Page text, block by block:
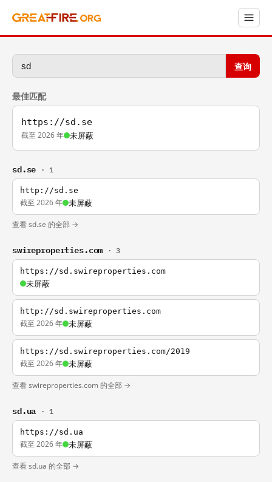
查询
最佳匹配
https://sd.se
截至 2026 年 未屏蔽
sd.se · 1
http://sd.se
截至 2026 年 未屏蔽
查看 sd.se 的全部 →
swireproperties.com · 3
https://sd.swireproperties.com
未屏蔽
http://sd.swireproperties.com
截至 2026 年 未屏蔽
https://sd.swireproperties.com/2019
截至 2026 年 未屏蔽
查看 swireproperties.com 的全部 →
sd.ua · 1
https://sd.ua
截至 2026 年 未屏蔽
查看 sd.ua 的全部 →